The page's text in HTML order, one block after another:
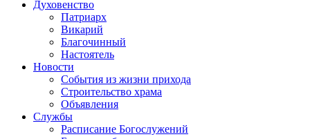
Духовенство
Патриарх
Викарий
Благочинный
Настоятель
Новости
События из жизни прихода
Строительство храма
Объявления
Службы
Расписание Богослужений